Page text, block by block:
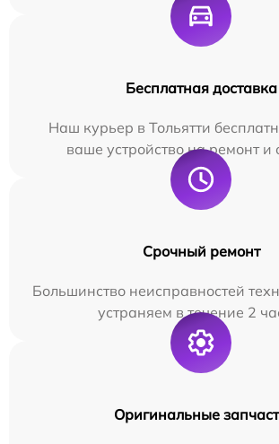
Бесплатная доставка
Наш курьер в Тольятти
ваше устройство на ремонт и
Срочный ремонт
Большинство неисправностей
устраняем в течение 2
Оригинальные